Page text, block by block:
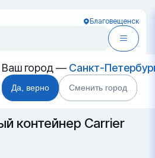
Благовещенск
Ваш город — Санкт-
Да, верно Сменить город
контейнеры SEBU 611608-8
контейнер Carrier